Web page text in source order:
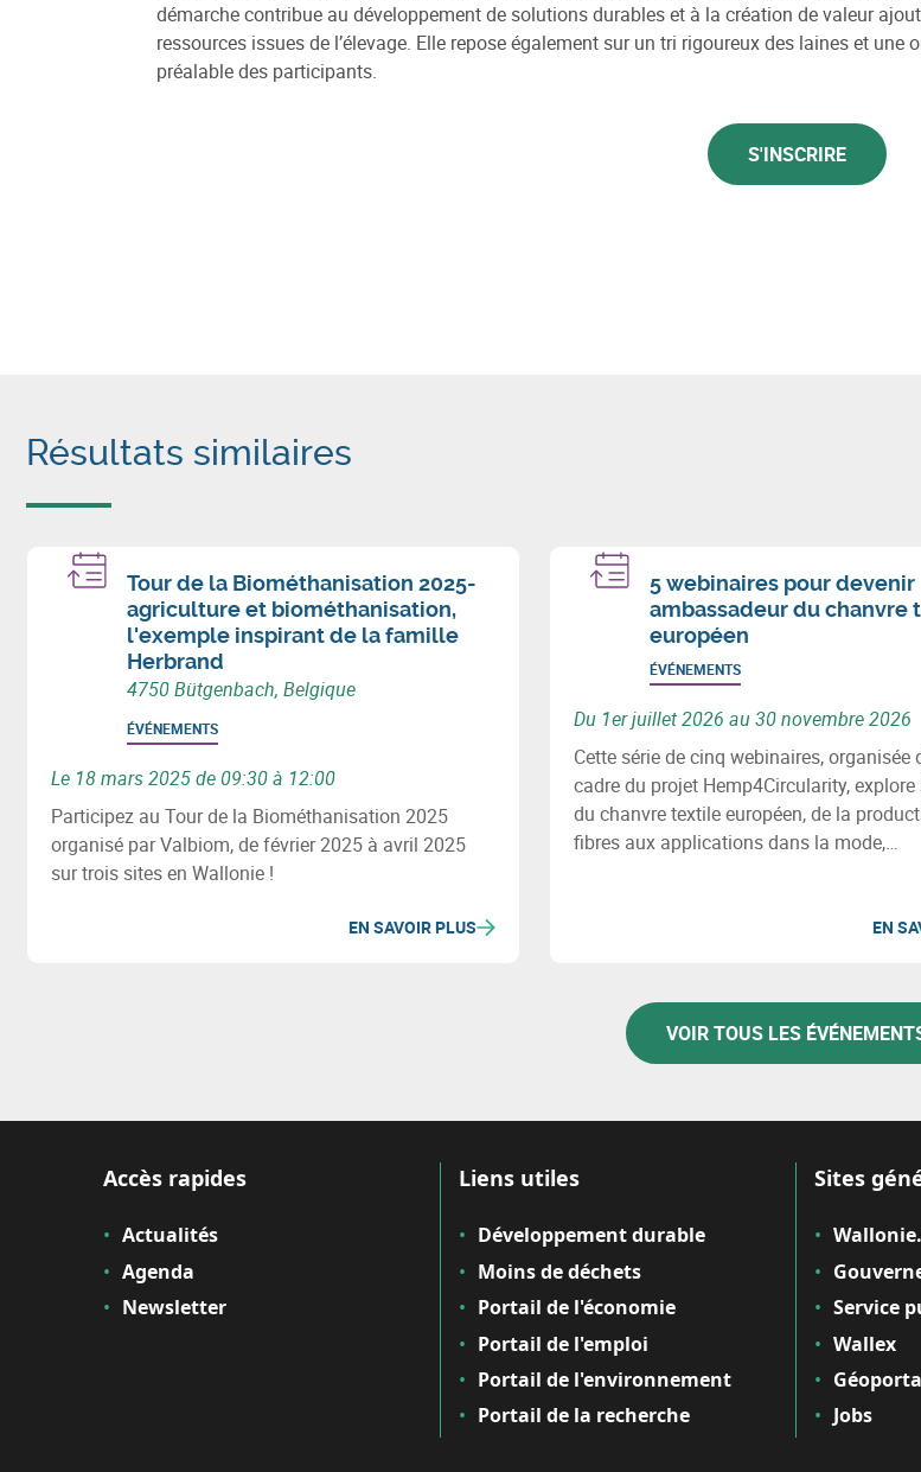
démarche contribue au développement de solutions durables et à la création de valeur
ressources issues de l’élevage. Elle repose également sur un tri rigoureux des laines et
préalable des participants.
S'INSCRIRE
Résultats similaires
Tour de la Biométhanisation 2025-
agriculture et biométhanisation,
l'exemple inspirant de la famille
Herbrand
4750 Bütgenbach, Belgique
ÉVÉNEMENTS
Le 18 mars 2025 de 09:30 à 12:00
Participez au Tour de la Biométhanisation 2025
organisé par Valbiom, de février 2025 à avril 2025
sur trois sites en Wallonie !
EN SAVOIR PLUS
5 webinaires pour devenir
ambassadeur du chanvre
européen
ÉVÉNEMENTS
Du 1er juillet 2026 au 30 novembre 2026
Cette série de cinq webinaires, organisée
cadre du projet Hemp4Circularity,
du chanvre textile européen, de la
fibres aux applications dans la mode,
souhaitant contribuer au développement
EN
VOIR TOUS LES
Accès rapides
Actualités
Agenda
Newsletter
Liens utiles
Développement durable
Moins de déchets
Portail de l'économie
Portail de l'emploi
Portail de l'environnement
Portail de la recherche
Sites
Service
Wallex
Jobs